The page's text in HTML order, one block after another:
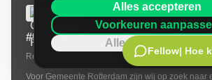
GEMEENTE ROTTERDAM
#927 Directievoerder Wegenbouw
Ref: 01-09-2026| Deadline: 07-08-
Voor Gemeente Rotterdam zijn wij op zoek naar
Alles accepteren
Voorkeuren
Alleen noodzakelijk
Fellow| Hoe